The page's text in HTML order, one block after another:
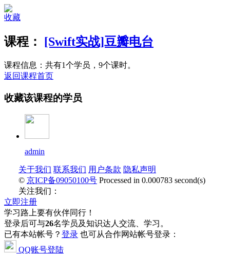
收藏
课程： [Swift实战]豆瓣电台
课程信息：共有1个学员，9个课时。
返回课程首页
收藏该课程的学员
admin
关于我们 联系我们 用户条款 隐私声明
© 京ICP备09050100号 Processed in 0.000783 second(s)
关注我们：
立即注册
学习路上要有伙伴同行！
登录后可与26名学员及知识达人交流、学习。
已有本站帐号？ 登录 也可从合作网站帐号登录：
QQ账号登陆